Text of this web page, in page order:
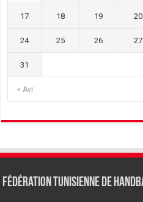
« Avr
17 18 19 20
24 25 26 27
31
Fédération tunisienne de